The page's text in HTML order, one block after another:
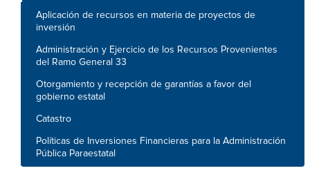
Aplicación de recursos en materia de proyectos de
inversión
Administración y Ejercicio de los Recursos Provenientes
del Ramo General 33
Otorgamiento y recepción de garantías a favor del
gobierno estatal
Catastro
Políticas de Inversiones Financieras para la Administración
Pública Paraestatal